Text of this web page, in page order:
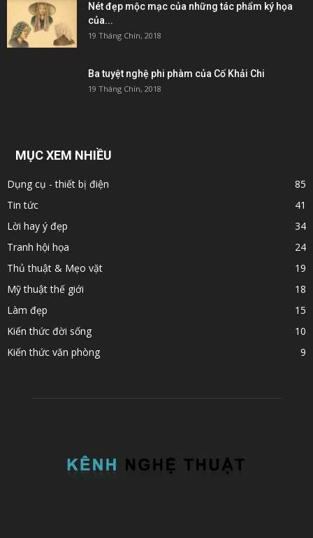
Nét đẹp mộc mạc của những tác phẩm ký họa
của...
19 Tháng Chín, 2018
Ba tuyệt nghệ phi phàm của Cố Khải Chi
19 Tháng Chín, 2018
MỤC XEM NHIỀU
Dụng cụ - thiết bị điện
85
Tin tức
41
Lời hay ý đẹp
34
Tranh hội họa
24
Thủ thuật & Mẹo vặt
19
Mỹ thuật thế giới
18
Làm đẹp
15
Kiến thức đời sống
10
Kiến thức văn phòng
9